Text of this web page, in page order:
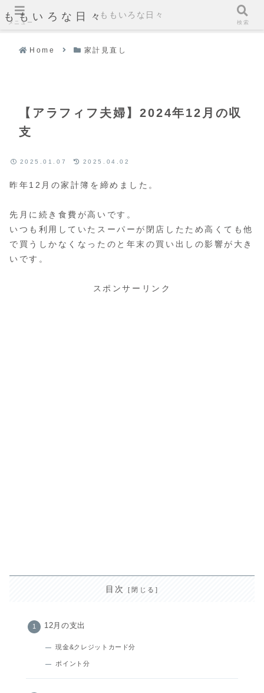
ももいろな日々
Home 家計見直し
【アラフィフ夫婦】2024年12月の収
支
2025.01.07 2025.04.02
昨年12月の家計簿を締めました。
先月に続き食費が高いです。
いつも利用していたスーパーが閉店したため高くても他
で買うしかなくなったのと年末の買い出しの影響が大き
いです。
スポンサーリンク
目次
12月の支出
現金&クレジットカード分
ポイント分
メニュー
ももいろな日々
検索